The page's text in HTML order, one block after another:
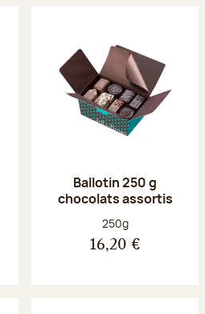
Ballotin 250 g
chocolats assortis
Poids net :
250g
16,20 €